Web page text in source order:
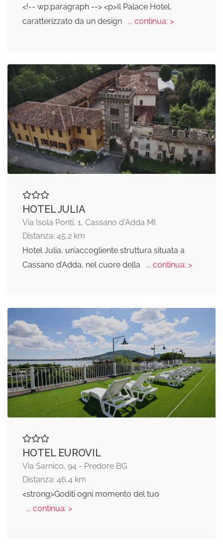
<!-- wp:paragraph --> <p>Il Palace Hotel,
caratterizzato da un design
... continua: >
HOTEL JULIA
Via Isola Ponti, 1, Cassano d'Adda MI
Distanza: 45,2 km
Hotel Julia, un’accogliente struttura situata a
Cassano d’Adda, nel cuore della
... continua: >
HOTEL EUROVIL
Via Sarnico, 94 - Predore BG
Distanza: 46,4 km
<strong>Goditi ogni momento del tuo
... continua: >